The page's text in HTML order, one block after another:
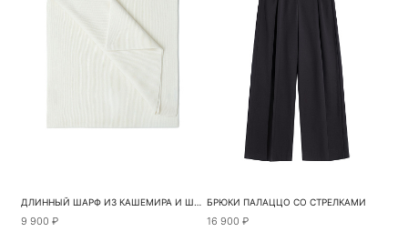
ДЛИННЫЙ ШАРФ ИЗ КАШЕМИРА И ШЕРСТИ
9 900 ₽
БРЮКИ ПАЛАЦЦО СО СТРЕЛКАМИ
16 900 ₽